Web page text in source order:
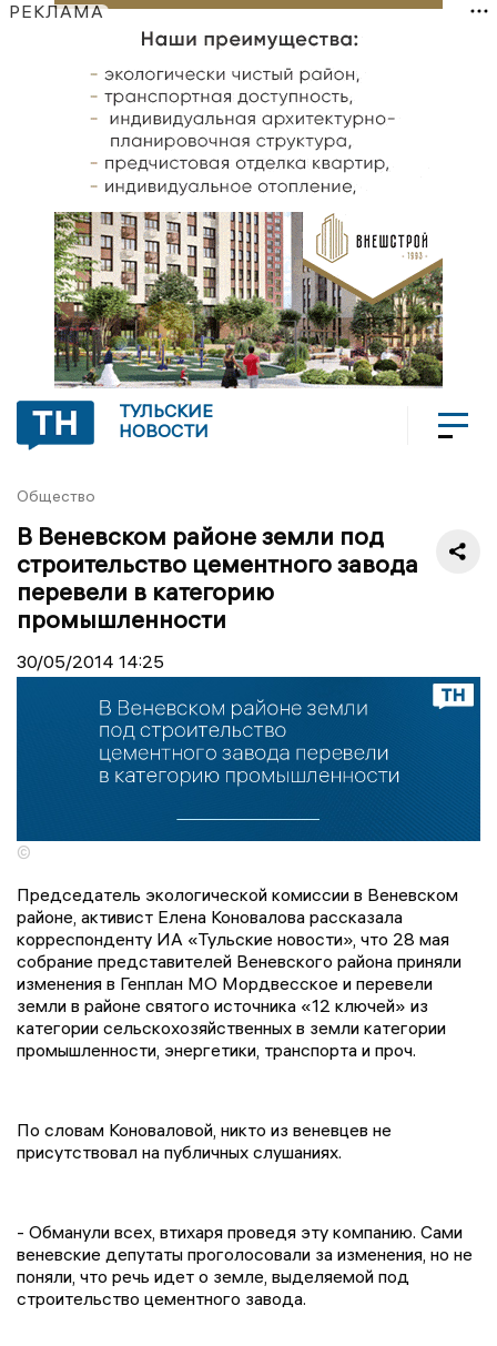
РЕКЛАМА
ТУЛЬСКИЕ
НОВОСТИ
Общество
В Веневском районе земли под
строительство цементного завода
перевели в категорию
промышленности
30/05/2014 14:25
©
Председатель экологической комиссии в Веневском
районе, активист Елена Коновалова рассказала
корреспонденту ИА «Тульские новости», что 28 мая
собрание представителей Веневского района приняли
изменения в Генплан МО Мордвесское и перевели
земли в районе святого источника «12 ключей» из
категории сельскохозяйственных в земли категории
промышленности, энергетики, транспорта и проч.
По словам Коноваловой, никто из веневцев не
присутствовал на публичных слушаниях.
- Обманули всех, втихаря проведя эту компанию. Сами
веневские депутаты проголосовали за изменения, но не
поняли, что речь идет о земле, выделяемой под
строительство цементного завода.